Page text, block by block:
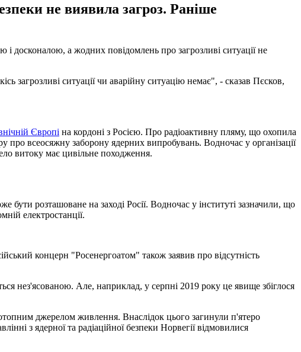
не виявила загроз. Раніше
і досконалою, а жодних повідомлень про загрозливі ситуації не
загрозливі ситуації чи аварійну ситуацію немає", - сказав Пєсков,
Європі на кордоні з Росією. Про радіоактивну пляму, що охопила
про всеосяжну заборону ядерних випробувань. Водночас у організації
витоку має цивільне походження.
розташоване на заході Росії. Водночас у інституті зазначили, що
електростанції.
концерн "Росенергоатом" також заявив про відсутність
нез'ясованою. Але, наприклад, у серпні 2019 року це явище збіглося
джерелом живлення. Внаслідок цього загинули п'ятеро
з ядерної та радіаційної безпеки Норвегії відмовилися